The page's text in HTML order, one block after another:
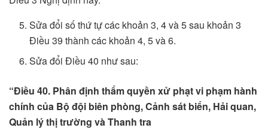
Sửa đổi số thứ tự các khoản 3, 4 và 5 sau khoản 3
Điều 39 thành các khoản 4, 5 và 6.
Sửa đổi Điều 40 như sau:
“Điều 40. Phân định thẩm quyền xử phạt vi phạm hành
chính của Bộ đội biên phòng, Cảnh sát biển, Hải quan,
Quản lý thị trường và Thanh tra